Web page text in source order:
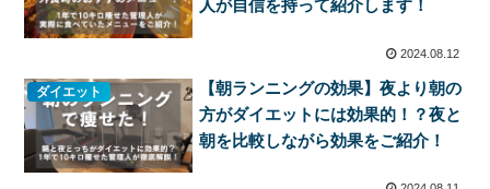
人が自信を持って紹介します！
2024.08.12
ダイエット
【朝ランニングの効果】夜より朝の
方がダイエットには効果的！？夜と
朝を比較しながら効果をご紹介！